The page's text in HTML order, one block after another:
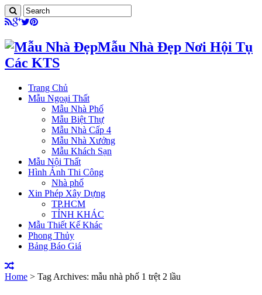
Mẫu Nhà Đẹp Nơi Hội Tụ
Các KTS
Trang Chủ
Mẫu Ngoại Thất
Mẫu Nhà Phố
Mẫu Biệt Thự
Mẫu Nhà Cấp 4
Mẫu Nhà Xưởng
Mẫu Khách Sạn
Mẫu Nội Thất
Hình Ảnh Thi Công
Nhà phố
Xin Phép Xây Dựng
TP.HCM
TỈNH KHÁC
Mẫu Thiết Kế Khác
Phong Thủy
Bảng Báo Giá
Home > Tag Archives: mẫu nhà phố 1 trệt 2 lầu